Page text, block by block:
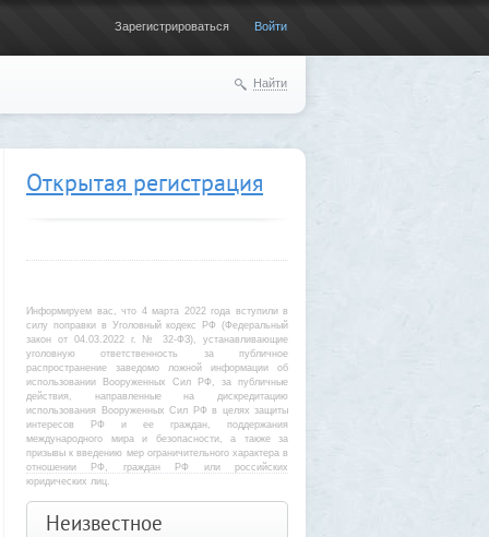
Зарегистрироваться Войти
Найти
Открытая регистрация
Информируем вас, что 4 марта 2022 года вступили в
силу поправки в Уголовный кодекс РФ (Федеральный
закон от 04.03.2022 г. № 32-ФЗ), устанавливающие
уголовную ответственность за публичное
распространение заведомо ложной информации об
использовании Вооруженных Сил РФ, за публичные
действия, направленные на дискредитацию
использования Вооруженных Сил РФ в целях защиты
интересов РФ и ее граждан, поддержания
международного мира и безопасности, а также за
призывы к введению мер ограничительного характера в
отношении РФ, граждан РФ или российских
юридических лиц.
Неизвестное